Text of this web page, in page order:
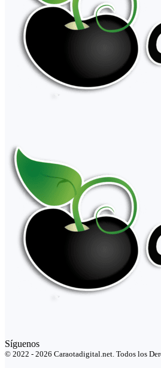
Síguenos
© 2022 - 2026 Caraotadigital.net. Todos los